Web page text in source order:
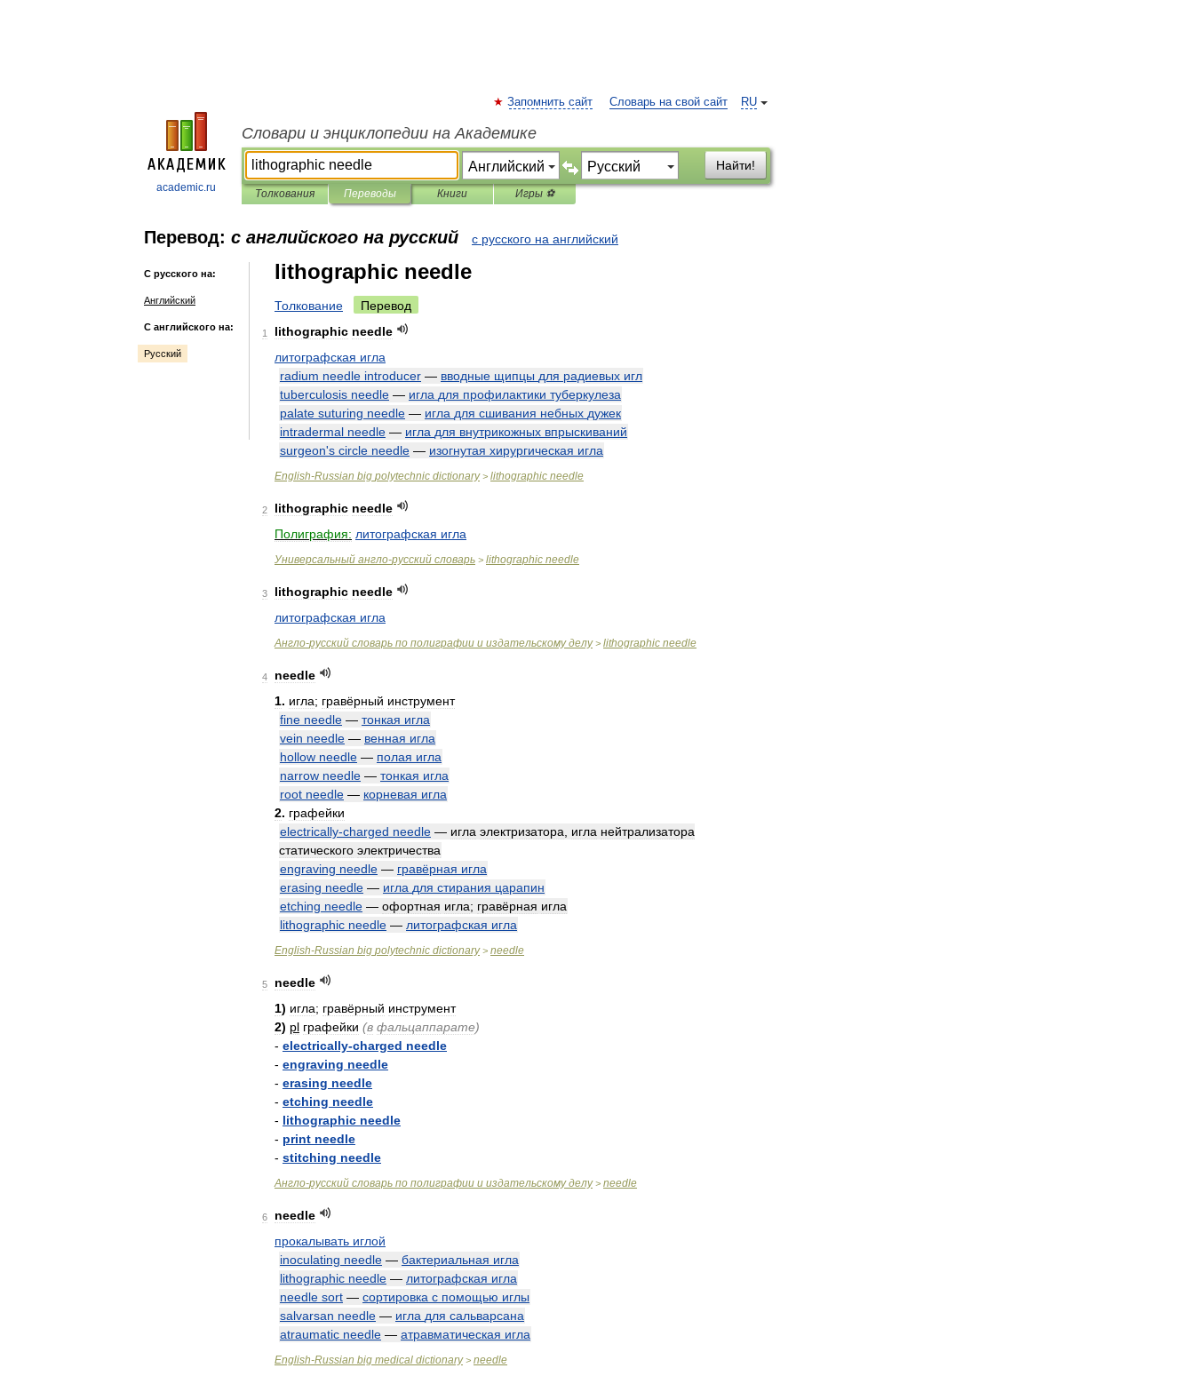
academic.ru
RU
Запомнить сайт Словарь на свой сайт
Словари и энциклопедии на Академике
Найти!
Толкования Переводы Книги Игры ⚽
Перевод: с английского на русский с русского на английский
С русского на:
Английский
С английского на:
Русский
lithographic needle
Толкование Перевод
1 lithographic needle
литографская игла
radium needle introducer — вводные щипцы для радиевых игл
tuberculosis needle — игла для профилактики туберкулеза
palate suturing needle — игла для сшивания небных дужек
intradermal needle — игла для внутрикожных впрыскиваний
surgeon's circle needle — изогнутая хирургическая игла
English-Russian big polytechnic dictionary> lithographic needle
2 lithographic needle
Полиграфия: литографская игла
Универсальный англо-русский словарь > lithographic needle
3 lithographic needle
литографская игла
Англо-русский словарь по полиграфии и издательскому делу> lithographic needle
4
needle
1. игла; гравёрный инструмент
fine needle — тонкая игла
vein needle — венная игла
hollow needle — полая игла
narrow needle — тонкая игла
root needle — корневая игла
2. графейки
electrically-charged needle — игла электризатора игла нейтрализатора
статического электричества
engraving needle — гравёрная игла
erasing needle — игла для стирания царапин
etching needle — офортная игла; гравёрная игла
lithographic needle — литографская игла
English-Russian big polytechnic dictionary> needle
5
needle
1) игла; гравёрный инструмент
2) pl графейки (в фальцаппарате)
- electrically-charged needle
- engraving needle
- erasing needle
- etching needle
- lithographic needle
- print needle
- stitching needle
Англо-русский словарь по полиграфии и издательскому делу> needle
6
needle
прокалывать иглой
inoculating needle — бактериальная игла
lithographic needle — литографская игла
needle sort — сортировка с помощью иглы
salvarsan needle — игла для сальварсана
atraumatic needle — атравматическая игла
English-Russian big medical dictionary> needle